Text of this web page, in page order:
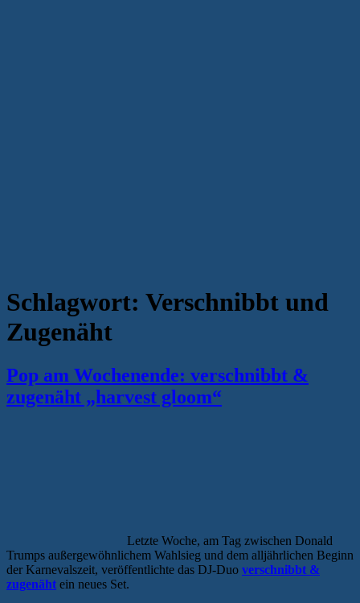
Schlagwort: Verschnibbt und
Zugenäht
Pop am Wochenende: verschnibbt &
zugenäht „harvest gloom“
Letzte Woche, am Tag zwischen Donald
Trumps außergewöhnlichem Wahlsieg und dem alljährlichen Beginn
der Karnevalszeit, veröffentlichte das DJ-Duo verschnibbt &
zugenäht ein neues Set.